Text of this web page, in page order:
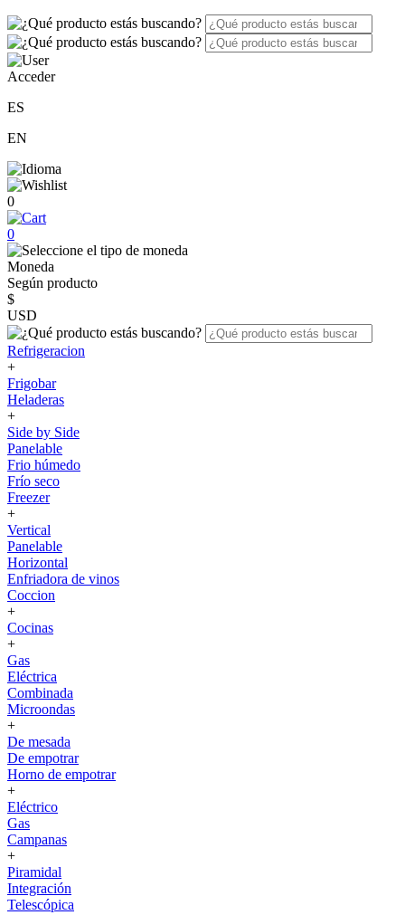
Acceder
ES
EN
0
0
Moneda
Según producto
$
USD
Refrigeracion
+
Frigobar
Heladeras
+
Side by Side
Panelable
Frio húmedo
Frío seco
Freezer
+
Vertical
Panelable
Horizontal
Enfriadora de vinos
Coccion
+
Cocinas
+
Gas
Eléctrica
Combinada
Microondas
+
De mesada
De empotrar
Horno de empotrar
+
Eléctrico
Gas
Campanas
+
Piramidal
Integración
Telescópica